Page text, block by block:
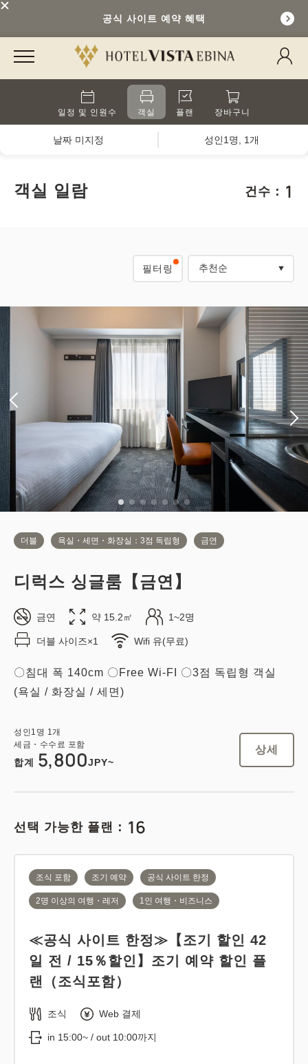
공식 사이트 예약 혜택
일정 및 인원수 객실 플랜 장바구니
날짜 미지정 성인1명, 1개
객실 일람 건수： 1
필터링
더블 욕실・세면・화장실：3점 독립형 금연
디럭스 싱글룸【금연】
금연 약 15.2㎡ 1~2명
더블 사이즈×1 Wifi 유(무료)
〇침대 폭 140cm 〇Free Wi-FI 〇3점 독립형 객실
(욕실 / 화장실 / 세면)
성인 1 명 1개
세금・수수료 포함
합계 5,800JPY~
상세
선택 가능한 플랜： 16
조식 포함 조기 예약 공식 사이트 한정
2명 이상의 여행・레저 1인 여행・비즈니스
≪공식 사이트 한정≫【조기 할인 42
일 전 / 15％할인】조기 예약 할인 플
랜（조식포함）
조식 Web 결제
in 15:00~ / out 10:00까지